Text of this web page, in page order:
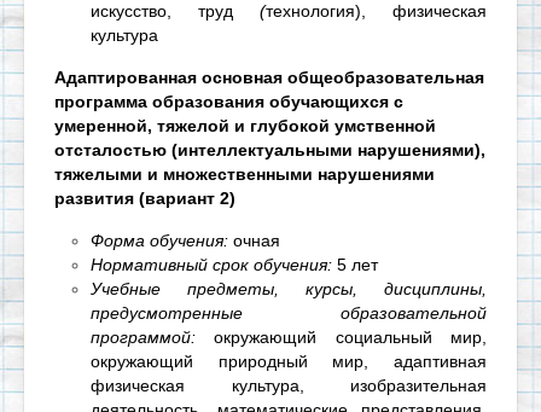
искусство, труд (технология), физическая
культура
Адаптированная основная общеобразовательная
программа образования обучающихся с
умеренной, тяжелой и глубокой умственной
отсталостью (интеллектуальными нарушениями),
тяжелыми и множественными нарушениями
развития (вариант 2)
Форма обучения: очная
Нормативный срок обучения: 5 лет
Учебные предметы, курсы, дисциплины,
предусмотренные образовательной
программой:окружающий социальный мир,
окружающий природный мир, адаптивная
физическая культура, изобразительная